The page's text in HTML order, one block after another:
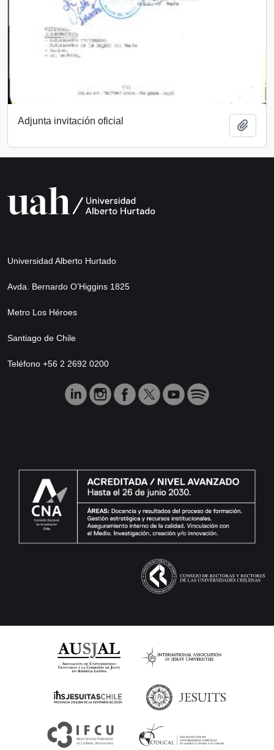
Adjunta invitación oficial
Universidad Alberto Hurtado
Avda. Bernardo O’Higgins 1825
Metro Los Héroes
Santiago de Chile
Teléfono +56 2 2692 0200